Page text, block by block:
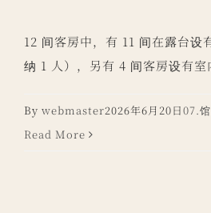
12 间客房中，有 11 间在露台设
纳 1 人），另有 4 间客房设有室
By webmaster2026年6月20日07.
Read More